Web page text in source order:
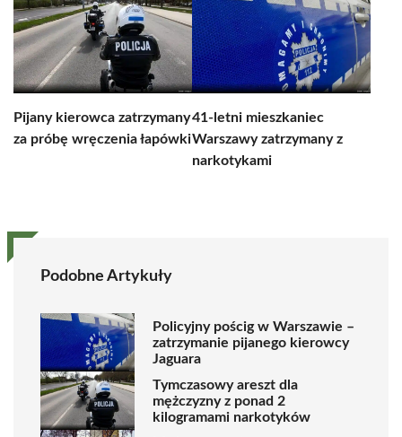
Pijany kierowca zatrzymany
za próbę wręczenia łapówki
41-letni mieszkaniec
Warszawy zatrzymany z
narkotykami
Podobne Artykuły
Policyjny pościg w Warszawie –
zatrzymanie pijanego kierowcy
Jaguara
Tymczasowy areszt dla
mężczyzny z ponad 2
kilogramami narkotyków